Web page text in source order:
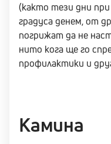
(както тези дни
градуса денем, от
погрижат да не
нито кога ще го
профилактики и
Камина